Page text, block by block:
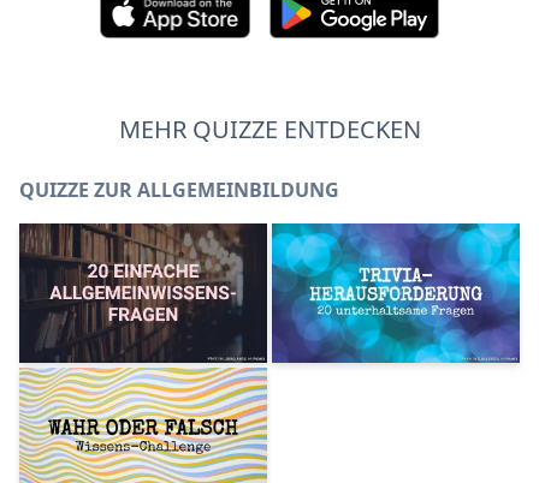
MEHR QUIZZE ENTDECKEN
QUIZZE ZUR ALLGEMEINBILDUNG